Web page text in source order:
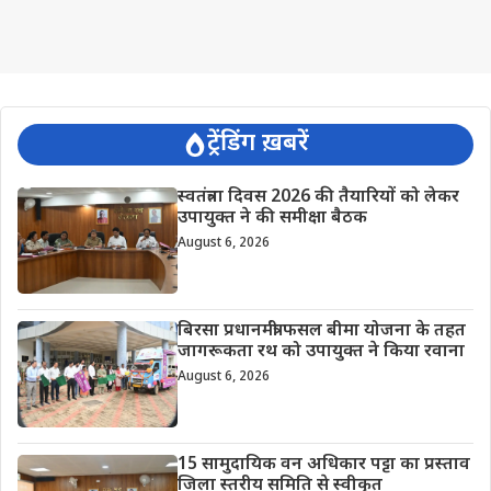
ट्रेंडिंग ख़बरें
स्वतंत्रता दिवस 2026 की तैयारियों को लेकर
उपायुक्त ने की समीक्षा बैठक
August 6, 2026
बिरसा प्रधानमंत्री फसल बीमा योजना के तहत
जागरूकता रथ को उपायुक्त ने किया रवाना
August 6, 2026
15 सामुदायिक वन अधिकार पट्टा का प्रस्ताव
जिला स्तरीय समिति से स्वीकृत